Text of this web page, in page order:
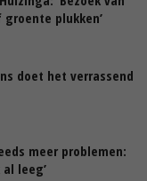
plukken’
doet het verrassend
meer problemen:
leeg’